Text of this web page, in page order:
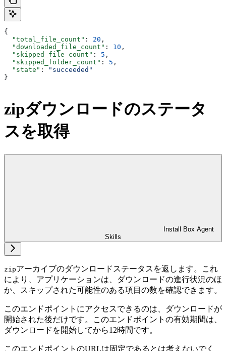
{
  "total_file_count"
: 20 ,
  "downloaded_file_count"
: 10 ,
  "skipped_file_count"
: 5 ,
  "skipped_folder_count"
: 5 ,
  "state"
:
"succeeded"
}
zipダウンロードのステータ
スを取得
Install Box Agent
Skills
zipアーカイブのダウンロードステータスを返します。これ
により、アプリケーションは、ダウンロードの進行状況のほ
か、スキップされた可能性のある項目の数を確認できます。
このエンドポイントにアクセスできるのは、ダウンロードが
開始された後だけです。このエンドポイントの有効期間は、
ダウンロードを開始してから12時間です。
このエンドポイントのURLは固定であるとは考えないでく